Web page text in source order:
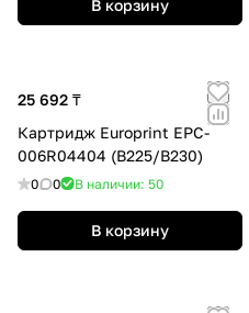
В корзину
25 692 ₸
Картридж Europrint EPC-
006R04404 (B225/B230)
0 0 В наличии: 50
В корзину